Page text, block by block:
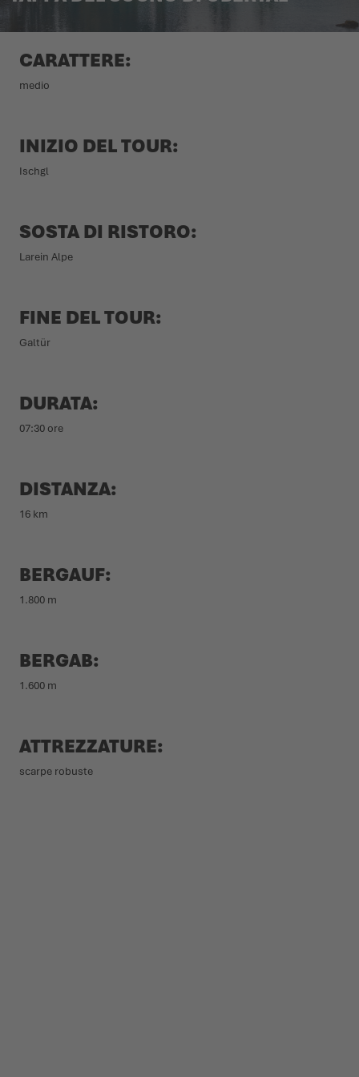
LOWA PROFESSIONAL
LOWA PROFESSIONAL
L'ESTATE CI ASPETTA LÀ FUORI
PODCAST
CARRIERA
CARATTERE:
medio
INIZIO DEL TOUR:
Ischgl
SOSTA DI RISTORO:
Larein Alpe
FINE DEL TOUR:
Galtür
DURATA:
07:30 ore
DISTANZA:
16 km
BERGAUF:
1.800 m
BERGAB:
1.600 m
ATTREZZATURE:
scarpe robuste